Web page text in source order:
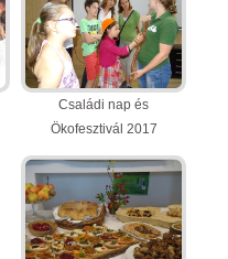
Családi nap és
Ökofesztivál 2017
(6 kép)